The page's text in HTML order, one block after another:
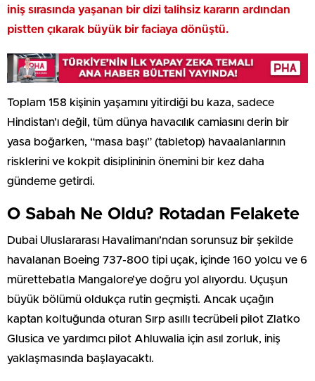
iniş sırasında yaşanan bir dizi talihsiz kararın ardından
pistten çıkarak büyük bir faciaya dönüştü.
Toplam 158 kişinin yaşamını yitirdiği bu kaza, sadece
Hindistan’ı değil, tüm dünya havacılık camiasını derin bir
yasa boğarken, “masa başı” (tabletop) havaalanlarının
risklerini ve kokpit disiplininin önemini bir kez daha
gündeme getirdi.
O Sabah Ne Oldu? Rotadan Felakete
Dubai Uluslararası Havalimanı’ndan sorunsuz bir şekilde
havalanan Boeing 737-800 tipi uçak, içinde 160 yolcu ve 6
mürettebatla Mangalore’ye doğru yol alıyordu. Uçuşun
büyük bölümü oldukça rutin geçmişti. Ancak uçağın
kaptan koltuğunda oturan Sırp asıllı tecrübeli pilot Zlatko
Glusica ve yardımcı pilot Ahluwalia için asıl zorluk, iniş
yaklaşmasında başlayacaktı.